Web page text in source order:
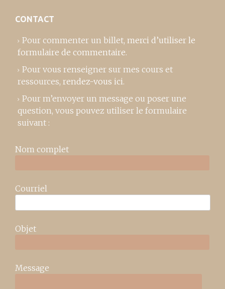
CONTACT
Pour commenter un billet, merci d’utiliser le
formulaire de commentaire.
Pour vous renseigner sur mes cours et
ressources, rendez-vous ici.
Pour m’envoyer un message ou poser une
question, vous pouvez utiliser le formulaire
suivant :
Nom complet
Courriel
Objet
Message